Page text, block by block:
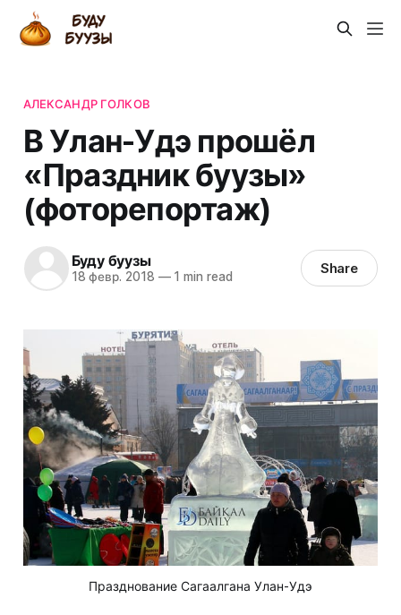
АЛЕКСАНДР ГОЛКОВ
В Улан-Удэ прошёл
«Праздник буузы»
(фоторепортаж)
Буду буузы
18 февр. 2018 —1 min read Share
Празднование Сагаалгана Улан-Удэ